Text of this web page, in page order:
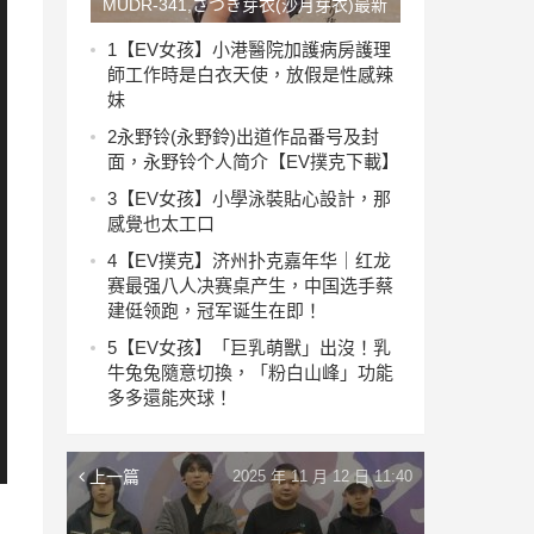
MUDR-341,さつき芽衣(沙月芽衣)最新
作品2025/10/20发布！【EV撲克下
載】
1 【EV女孩】小港醫院加護病房護理
師工作時是白衣天使，放假是性感辣
妹
2永野铃(永野鈴)出道作品番号及封
面，永野铃个人简介【EV撲克下載】
3 【EV女孩】小學泳裝貼心設計，那
感覺也太工口
4 【EV撲克】济州扑克嘉年华｜红龙
赛最强八人决赛桌产生，中国选手蔡
建侹领跑，冠军诞生在即！
5 【EV女孩】「巨乳萌獸」出沒！乳
牛兔兔隨意切換，「粉白山峰」功能
多多還能夾球！
上一篇 2025 年 11 月 12 日 11:40